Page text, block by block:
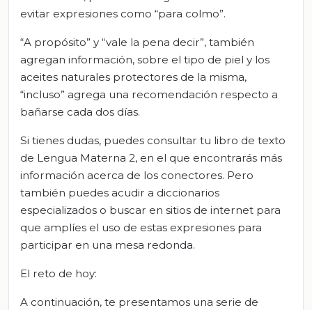
evitar expresiones como “para colmo”.
“A propósito” y “vale la pena decir”, también
agregan información, sobre el tipo de piel y los
aceites naturales protectores de la misma,
“incluso” agrega una recomendación respecto a
bañarse cada dos días.
Si tienes dudas, puedes consultar tu libro de texto
de Lengua Materna 2, en el que encontrarás más
información acerca de los conectores. Pero
también puedes acudir a diccionarios
especializados o buscar en sitios de internet para
que amplíes el uso de estas expresiones para
participar en una mesa redonda.
El reto de hoy:
A continuación, te presentamos una serie de